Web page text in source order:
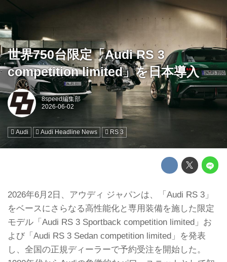
世界750台限定「Audi RS 3
competition limited」を日本導入
8speed編集部
Audi Audi Headline News RS 3
2026年6月2日、アウディ ジャパンは、「Audi RS 3」
をベースにさらなる高性能化と専用装備を施した限定
モデル「Audi RS 3 Sportback competition limited」お
よび「Audi RS 3 Sedan competition limited」を発表
し、全国の正規ディーラーで予約受注を開始した。